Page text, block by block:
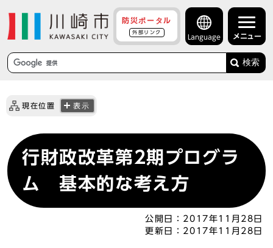
防災ポータル
外部リンク
Language メニュー
検索
現在位置 表示
行財政改革第2期プログラ
ム 基本的な考え方
公開日： 2017年11月28日
更新日： 2017年11月28日